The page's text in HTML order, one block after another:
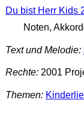
Du bist Herr Kids
Noten,
Text und Melodie:
Rechte:2001
Themen: